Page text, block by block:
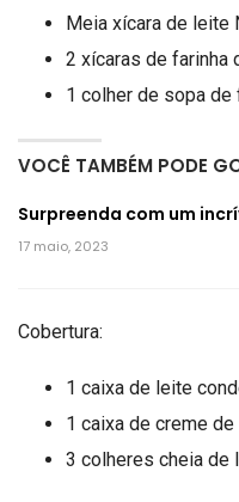
Meia xícara de leite
2 xícaras de farinha
1 colher de sopa
VOCÊ TAMBÉM PODE
Surpreenda com um
17 maio, 2023
Cobertura:
1 caixa de leite
1 caixa de creme
3 colheres cheia de